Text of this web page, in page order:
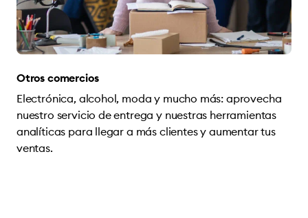
Otros comercios
Electrónica, alcohol, moda y mucho más: aprovecha
nuestro servicio de entrega y nuestras herramientas
analíticas para llegar a más clientes y aumentar tus
ventas.